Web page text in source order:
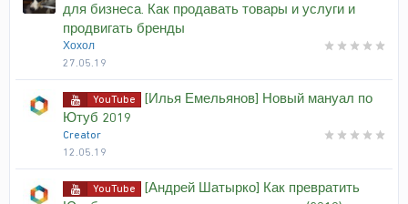
для бизнеса. Как продавать товары и услуги и
продвигать бренды
Хохол
27.05.19
YouTube
[Илья Емельянов] Новый мануал по
Ютуб 2019
Creator
12.05.19
YouTube
[Андрей Шатырко] Как превратить